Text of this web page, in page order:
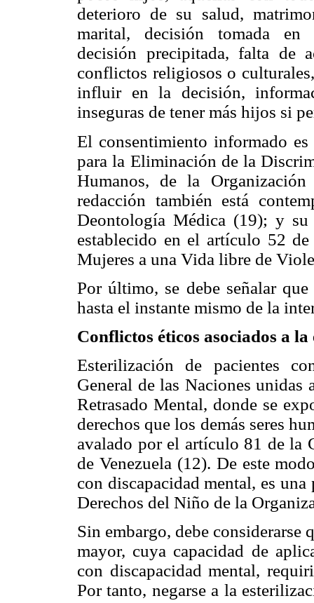
deterioro de su salud,
marital, decisión tomada en
decisión precipitada, falta de
conflictos religiosos o
influir en la decisión,
inseguras de tener más hijos si
El consentimiento informado
para la Eliminación de la
Humanos, de la
redacción también está
Deontología Médica (19); y
establecido en el artículo 52
Mujeres a una Vida libre de
Por último, se debe señalar
hasta el instante mismo de la
Conflictos éticos asociados a
Esterilización de pacientes
General de las Naciones
Retrasado Mental, donde se
derechos que los demás seres
avalado por el artículo 81 de la
de Venezuela (12). De este
con discapacidad mental, es
Derechos del Niño de la
Sin embargo, debe considerarse
mayor, cuya capacidad de
con discapacidad mental,
Por tanto, negarse a la